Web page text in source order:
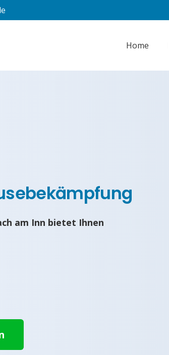
Home
am Inn bietet Ihnen